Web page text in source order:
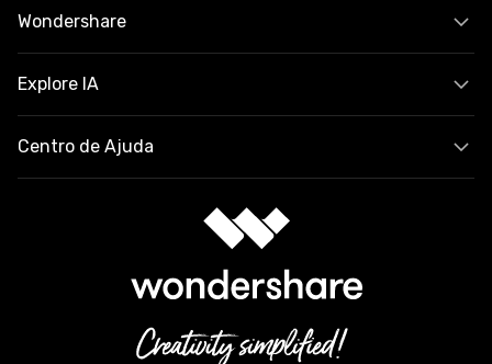
Wondershare
Explore IA
Centro de Ajuda